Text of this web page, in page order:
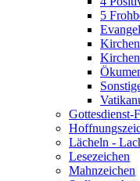
5
Gottesdienst-
Lächeln -
Lesezeichen
Mahnzeichen